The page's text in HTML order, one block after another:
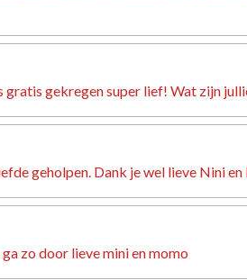
gekregen super lief! Wat zijn
geholpen. Dank je wel lieve Nini
zo door lieve mini en momo